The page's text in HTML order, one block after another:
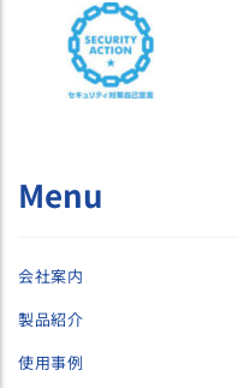
Menu
会社案内
製品紹介
使用事例